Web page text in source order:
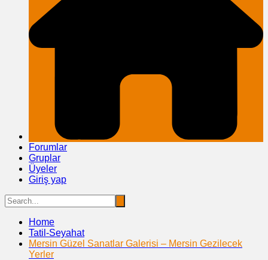
Forumlar
Gruplar
Üyeler
Giriş yap
Home
Tatil-Seyahat
Mersin Güzel Sanatlar Galerisi – Mersin Gezilecek
Yerler